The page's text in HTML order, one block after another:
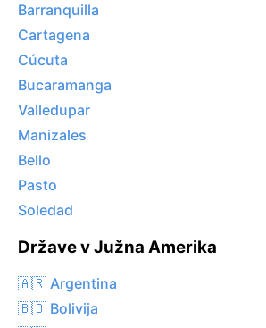
Barranquilla
Cartagena
Cúcuta
Bucaramanga
Valledupar
Manizales
Bello
Pasto
Soledad
Države v Južna Amerika
🇦🇷 Argentina
🇧🇴 Bolivija